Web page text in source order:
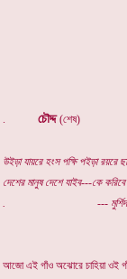
. চৌদ্দ(শেষ)
উইড়া যায়রে হংস পক্ষি পইড়া রয়রে
দেশের মানুষ দেশে যাইব---কে করিবে
. --- মুর্শিদা
আজো এই গাঁও অঝোরে চাহিয়া ওই